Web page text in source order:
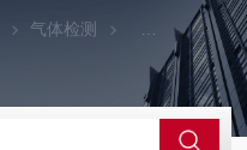
气体检测 气体报警控制器